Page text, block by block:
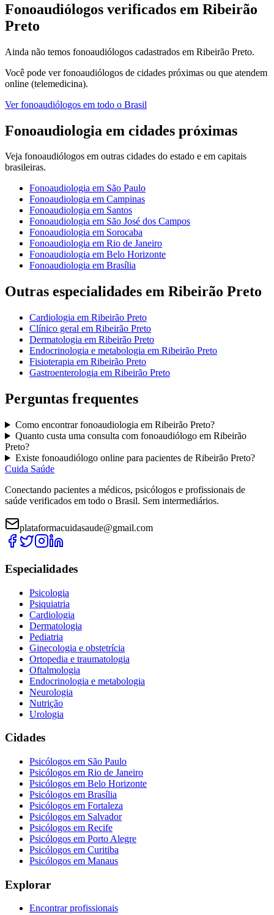
Fonoaudiólogos verificados em Ribeirão
Preto
Ainda não temos fonoaudiólogos cadastrados em Ribeirão Preto.
Você pode verfonoaudiólogos de cidades próximas ou que atendem
online (telemedicina).
Verfonoaudiólogos em todo o Brasil
Fonoaudiologia em cidades próximas
Veja fonoaudiólogos em outras cidades do estado e em capitais
brasileiras.
Fonoaudiologia em São Paulo
Fonoaudiologia em Campinas
Fonoaudiologia em Santos
Fonoaudiologia em São José dos Campos
Fonoaudiologia em Sorocaba
Fonoaudiologia em Rio de Janeiro
Fonoaudiologia em Belo Horizonte
Fonoaudiologia em Brasília
Outras especialidades em Ribeirão Preto
Cardiologia em Ribeirão Preto
Clínico geral em Ribeirão Preto
Dermatologia em Ribeirão Preto
Endocrinologia e metabologia em Ribeirão Preto
Fisioterapia em Ribeirão Preto
Gastroenterologia em Ribeirão Preto
Perguntas frequentes
Como encontrarfonoaudiologia em Ribeirão Preto?
Quanto custa uma consulta com fonoaudiólogoem Ribeirão
Preto?
Existe fonoaudiólogoonline para pacientes de Ribeirão Preto?
Cuida Saúde
Conectando pacientes a médicos, psicólogos e profissionais de
saúde verificados em todo o Brasil. Sem intermediários.
plataformacuidasaude@gmail.com
Especialidades
Psicologia
Psiquiatria
Cardiologia
Dermatologia
Pediatria
Ginecologia e obstetrícia
Ortopedia e traumatologia
Oftalmologia
Endocrinologia e metabologia
Neurologia
Nutrição
Urologia
Cidades
Psicólogos em São Paulo
Psicólogos em Rio de Janeiro
Psicólogos em Belo Horizonte
Psicólogos em Brasília
Psicólogos em Fortaleza
Psicólogos em Salvador
Psicólogos em Recife
Psicólogos em Porto Alegre
Psicólogos em Curitiba
Psicólogos em Manaus
Explorar
Encontrar profissionais